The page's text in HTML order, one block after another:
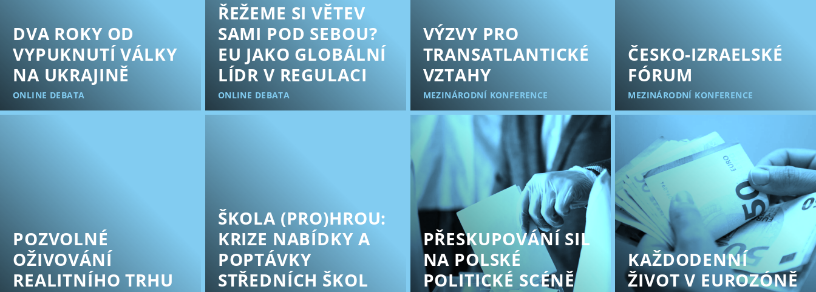
DVA ROKY OD
VYPUKNUTÍ VÁLKY
NA UKRAJINĚ
ONLINE DEBATA
ŘEŽEME SI VĚTEV
SAMI POD SEBOU?
EU JAKO GLOBÁLNÍ
LÍDR V REGULACI
ONLINE DEBATA
VÝZVY PRO
TRANSATLANTICKÉ
VZTAHY
MEZINÁRODNÍ KONFERENCE
ČESKO-IZRAELSKÉ
FÓRUM
MEZINÁRODNÍ KONFERENCE
POZVOLNÉ
OŽIVOVÁNÍ
REALITNÍHO TRHU
ŠKOLA (PRO)HROU:
KRIZE NABÍDKY A
POPTÁVKY
STŘEDNÍCH ŠKOL
PŘESKUPOVÁNÍ SIL
NA POLSKÉ
POLITICKÉ SCÉNĚ
KAŽDODENNÍ
ŽIVOT V EUROZÓNĚ